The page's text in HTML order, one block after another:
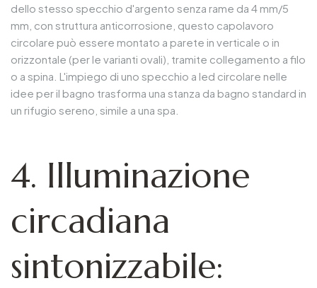
dello stesso specchio d'argento senza rame da 4 mm/5
mm, con struttura anticorrosione, questo capolavoro
circolare può essere montato a parete in verticale o in
orizzontale (per le varianti ovali), tramite collegamento a filo
o a spina. L'impiego di uno specchio a led circolare nelle
idee per il bagno trasforma una stanza da bagno standard in
un rifugio sereno, simile a una spa.
4. Illuminazione
circadiana
sintonizzabile: